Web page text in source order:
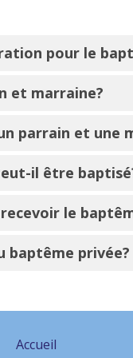
pour le
et marraine?
parrain et une
il être
le
baptême privée?
Accueil